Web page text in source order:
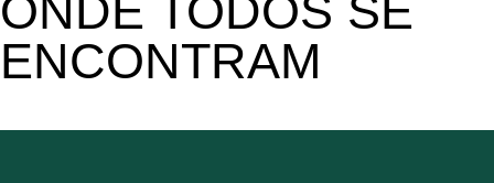
ONDE TODOS SE
ENCONTRAM